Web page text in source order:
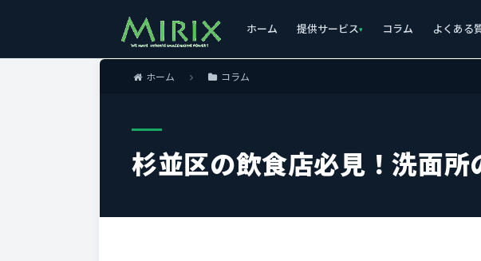
ホーム 提供サービス コラム よくある
ホーム コラム
杉並区の飲食店必見！洗面